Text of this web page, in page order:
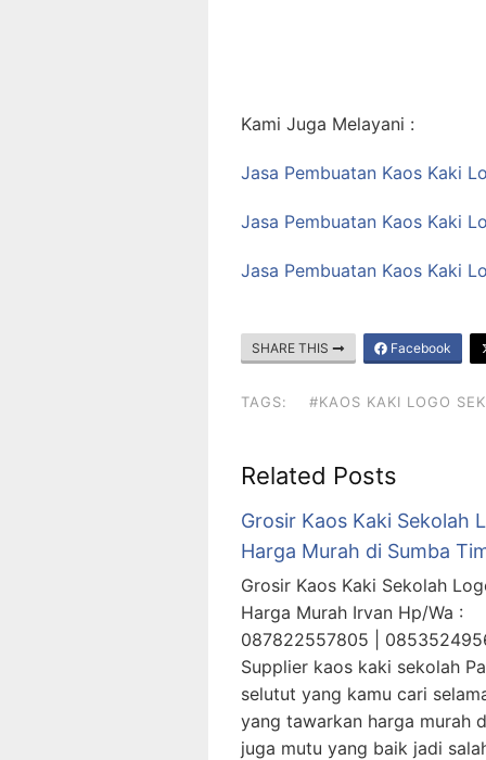
Kami Juga Melayani :
Jasa Pembuatan Kaos Kaki
Jasa Pembuatan Kaos Kaki
Jasa Pembuatan Kaos Kaki
SHARE THIS Facebook
TAGS: #KAOS KAKI LOGO
Related Posts
Grosir Kaos Kaki Sekolah
Harga Murah di Sumba
Grosir Kaos Kaki Sekolah
Harga Murah Irvan Hp/Wa :
087822557805 |
Supplier kaos kaki sekolah
selutut yang kamu cari
yang tawarkan harga murah
juga mutu yang baik jadi